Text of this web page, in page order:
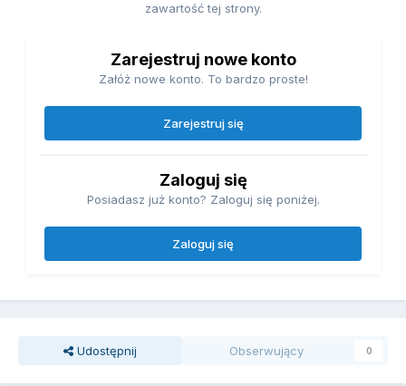
zawartość tej strony.
Zarejestruj nowe konto
Załóż nowe konto. To bardzo proste!
Zarejestruj się
Zaloguj się
Posiadasz już konto? Zaloguj się poniżej.
Zaloguj się
Udostępnij Obserwujący 0